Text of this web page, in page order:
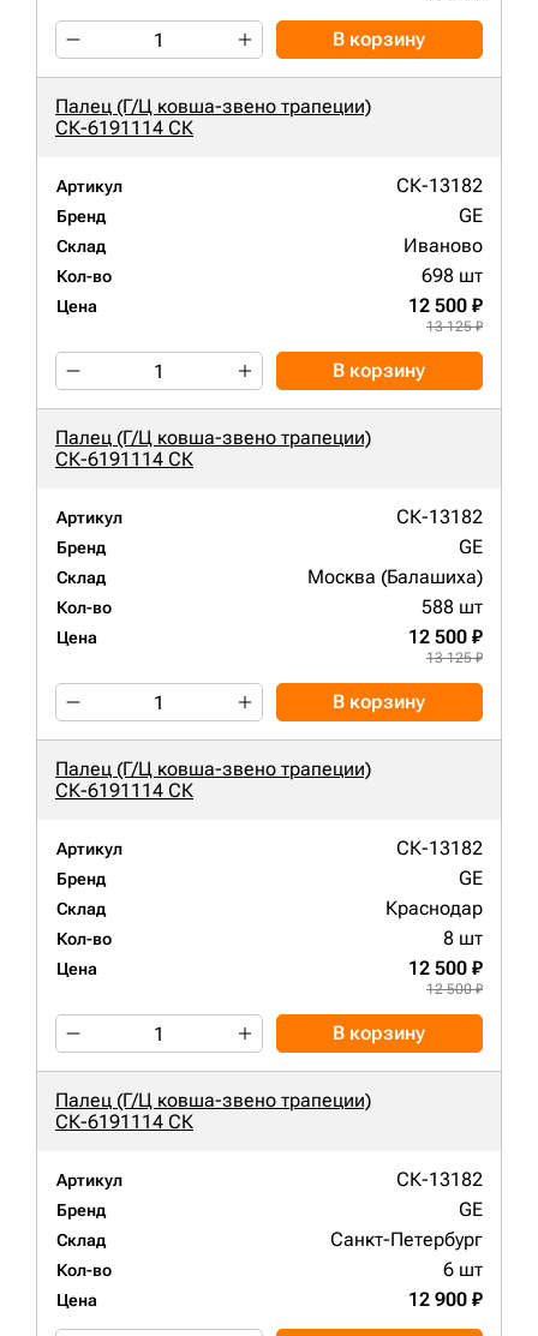
В корзину
Палец (Г/Ц ковша-звено трапеции)
СК-6191114 СК
Артикул СК-13182
Бренд GE
Склад Иваново
Кол-во 698 шт
Цена 12 500 ₽
13 125 ₽
В корзину
Палец (Г/Ц ковша-звено трапеции)
СК-6191114 СК
Артикул СК-13182
Бренд GE
Склад Москва (Балашиха)
Кол-во 588 шт
Цена 12 500 ₽
13 125 ₽
В корзину
Палец (Г/Ц ковша-звено трапеции)
СК-6191114 СК
Артикул СК-13182
Бренд GE
Склад Краснодар
Кол-во 8 шт
Цена 12 500 ₽
12 500 ₽
В корзину
Палец (Г/Ц ковша-звено трапеции)
СК-6191114 СК
Артикул СК-13182
Бренд GE
Склад Санкт-Петербург
Кол-во 6 шт
Цена 12 900 ₽